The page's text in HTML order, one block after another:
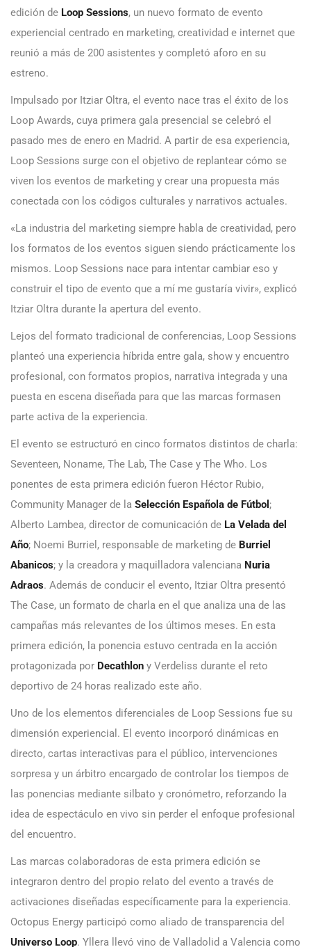
edición de Loop Sessions, un nuevo formato de evento
experiencial centrado en marketing, creatividad e internet que
reunió a más de 200 asistentes y completó aforo en su
estreno.
Impulsado por Itziar Oltra, el evento nace tras el éxito de los
Loop Awards, cuya primera gala presencial se celebró el
pasado mes de enero en Madrid. A partir de esa experiencia,
Loop Sessions surge con el objetivo de replantear cómo se
viven los eventos de marketing y crear una propuesta más
conectada con los códigos culturales y narrativos actuales.
«La industria del marketing siempre habla de creatividad, pero
los formatos de los eventos siguen siendo prácticamente los
mismos. Loop Sessions nace para intentar cambiar eso y
construir el tipo de evento que a mí me gustaría vivir», explicó
Itziar Oltra durante la apertura del evento.
Lejos del formato tradicional de conferencias, Loop Sessions
planteó una experiencia híbrida entre gala, show y encuentro
profesional, con formatos propios, narrativa integrada y una
puesta en escena diseñada para que las marcas formasen
parte activa de la experiencia.
El evento se estructuró en cinco formatos distintos de charla:
Seventeen, Noname, The Lab, The Case y The Who. Los
ponentes de esta primera edición fueron Héctor Rubio,
Community Manager de la Selección Española de Fútbol ;
Alberto Lambea, director de comunicación de La Velada del
Año; Noemi Burriel, responsable de marketing de Burriel
Abanicos; y la creadora y maquilladora valenciana Nuria
Adraos. Además de conducir el evento, Itziar Oltra presentó
The Case, un formato de charla en el que analiza una de las
campañas más relevantes de los últimos meses. En esta
primera edición, la ponencia estuvo centrada en la acción
protagonizada por Decathlon y Verdeliss durante el reto
deportivo de 24 horas realizado este año.
Uno de los elementos diferenciales de Loop Sessions fue su
dimensión experiencial. El evento incorporó dinámicas en
directo, cartas interactivas para el público, intervenciones
sorpresa y un árbitro encargado de controlar los tiempos de
las ponencias mediante silbato y cronómetro, reforzando la
idea de espectáculo en vivo sin perder el enfoque profesional
del encuentro.
Las marcas colaboradoras de esta primera edición se
integraron dentro del propio relato del evento a través de
activaciones diseñadas específicamente para la experiencia.
Octopus Energy participó como aliado de transparencia del
Universo Loop. Yllera llevó vino de Valladolid a Valencia como